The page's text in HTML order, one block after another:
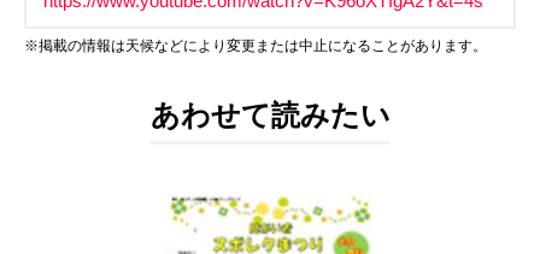
※掲載の情報は天候などにより変更または中止になることがあります。
あわせて読みたい